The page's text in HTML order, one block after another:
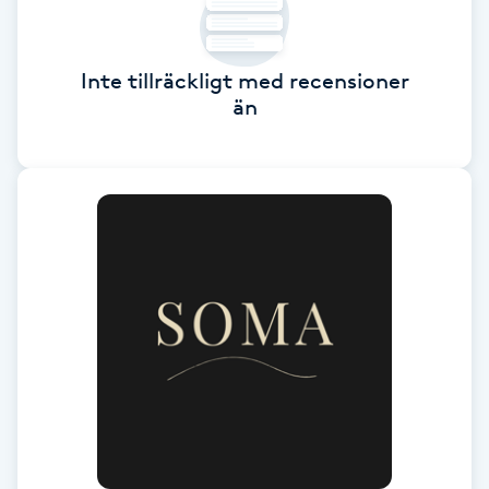
Fransborttagning
Fransförlängning Megavolym
Inte tillräckligt med recensioner
än